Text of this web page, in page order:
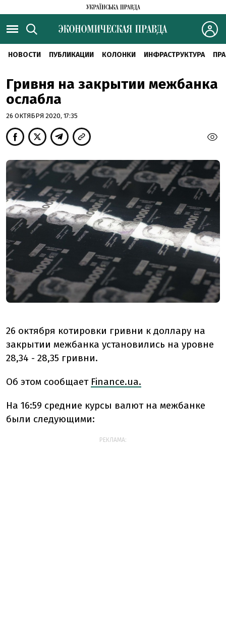
НОВОСТИ ПУБЛИКАЦИИ КОЛОНКИ ИНФРАСТРУКТУРА
Гривня на закрытии межбанка
ослабла
26 ОКТЯБРЯ 2020, 17:35
26 октября котировки гривни к доллару на
закрытии межбанка установились на уровне
28,34 - 28,35 гривни.
Об этом сообщает Finance.ua.
На 16:59 средние курсы валют на межбанке
были следующими:
РЕКЛАМА: